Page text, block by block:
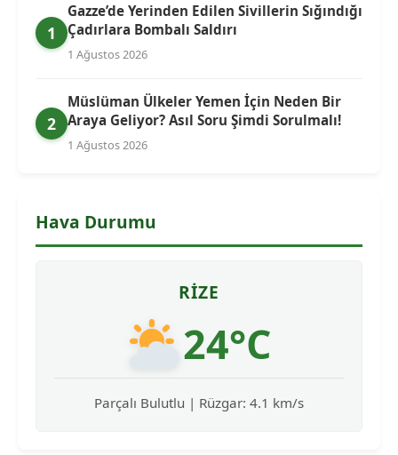
1
Gazze’de Yerinden Edilen Sivillerin Sığındığı
Çadırlara Bombalı Saldırı
1 Ağustos 2026
2
Müslüman Ülkeler Yemen İçin Neden Bir
Araya Geliyor? Asıl Soru Şimdi Sorulmalı!
1 Ağustos 2026
Hava Durumu
RIZE
24°C
Parçalı Bulutlu | Rüzgar: 4.1 km/s